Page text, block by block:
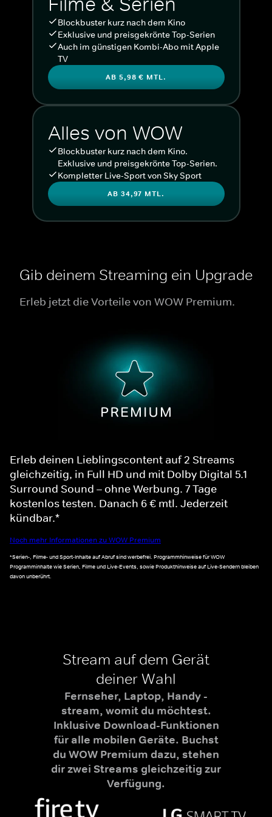
Blockbuster kurz nach dem Kino
Exklusive und preisgekrönte Top-Serien
Auch im günstigen Kombi-Abo mit Apple
TV
AB 5,98 € MTL.
Alles von WOW
Blockbuster kurz nach dem Kino.
Exklusive und preisgekrönte Top-Serien.
Kompletter Live-Sport von Sky Sport
AB 34,97 MTL.
Gib deinem Streaming ein Upgrade
Erleb jetzt die Vorteile von WOW Premium.
Erleb deinen Lieblingscontent auf 2 Streams
gleichzeitig, in Full HD und mit Dolby Digital 5.1
Surround Sound – ohne Werbung. 7 Tage
kostenlos testen. Danach 6 € mtl. Jederzeit
kündbar.*
Noch mehr Informationen zu WOW Premium
*Serien-, Filme- und Sport-Inhalte auf Abruf sind werbefrei. Programmhinweise für WOW
Programminhalte wie Serien, Filme und Live-Events, sowie Produkthinweise auf Live-Sendern bleiben
davon unberührt.
Stream auf dem Gerät
deiner Wahl
Fernseher, Laptop, Handy -
stream, womit du möchtest.
Inklusive Download-Funktionen
für alle mobilen Geräte. Buchst
du WOW Premium dazu, stehen
dir zwei Streams gleichzeitig zur
Verfügung.